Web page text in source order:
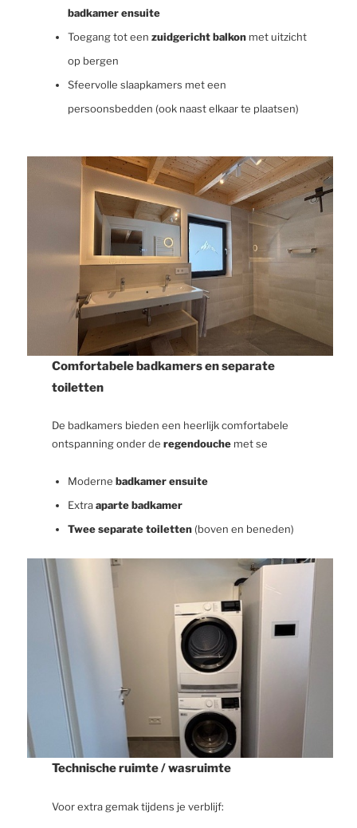
badkamer ensuite
Toegang tot een zuidgericht balkonmet uitzicht
op bergen
Sfeervolle slaapkamers met een
persoonsbedden (ook naast elkaar te plaatsen)
Comfortabele badkamers en separate
toiletten
De badkamers bieden een heerlijk comfortabele
ontspanning onder de regendouchemet se
Moderne badkamer ensuite
Extraaparte badkamer
Twee separate toiletten(boven en beneden)
Technische ruimte / wasruimte
Voor extra gemak tijdens je verblijf: